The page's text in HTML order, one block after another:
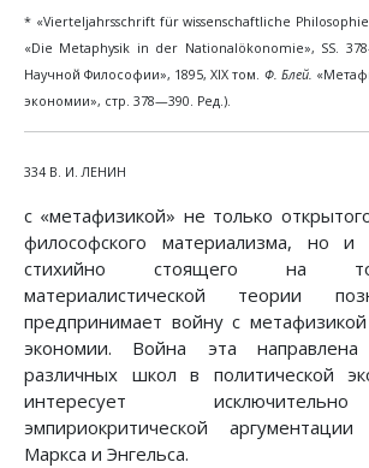
* «Vierteljahrsschrift für wissenschaftliche
«Die Metaphysik in der Nationalökonomie», SS.
Научной Философии», 1895, XIX том. Ф. Блей.
экономии», стр. 378—390. Ред.).
334 В. И. ЛЕНИН
с «метафизикой» не только
философского материализма, но и
стихийно стоящего на
материалистической теории
предпринимает войну с
экономии. Война эта
различных школ в политической
интересует
эмпириокритической
Маркса и Энгельса.